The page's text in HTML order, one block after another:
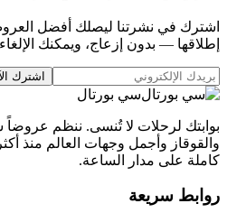
اشترك في نشرتنا ليصلك أفضل
إطلاقها — بدون إزعاج، ويمكنك
اشترك
سي بورتال
بوابتك لرحلات لا تُنسى. ننظم عروضاً
كاملة على مدار الساعة.
روابط سريعة